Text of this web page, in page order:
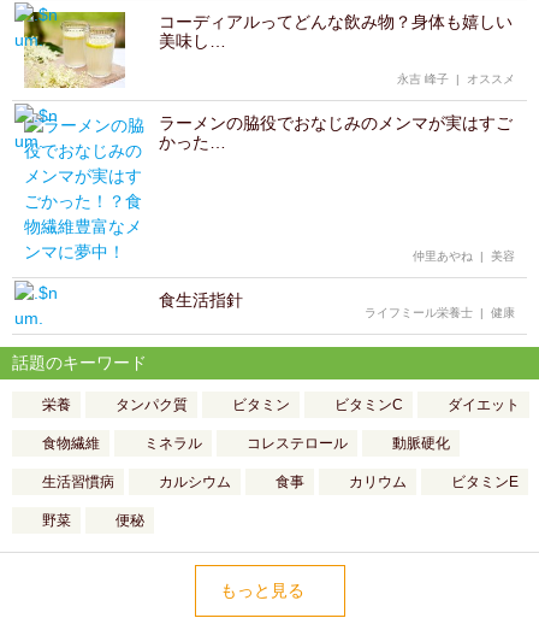
コーディアルってどんな飲み物？身体も嬉しい
美味し…
永吉 峰子 | オススメ
ラーメンの脇役でおなじみのメンマが実はすご
かった…
仲里あやね | 美容
食生活指針
ライフミール栄養士 | 健康
話題のキーワード
栄養 タンパク質 ビタミン ビタミンC ダイエット
食物繊維 ミネラル コレステロール 動脈硬化
生活習慣病 カルシウム 食事 カリウム ビタミンE
野菜 便秘
もっと見る